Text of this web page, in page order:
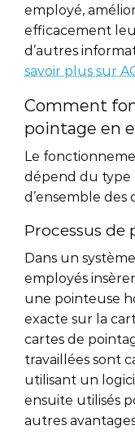
employé,
efficacement
d’autres
savoir plus sur
Comment
pointage en
Le
dépend du type
d’ensemble des
Processus
Dans un
employés
une pointeuse
exacte sur la
cartes de
travaillées sont
utilisant un
ensuite utilisés
autres